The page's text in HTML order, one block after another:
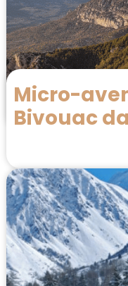
Micro-
Bivouac